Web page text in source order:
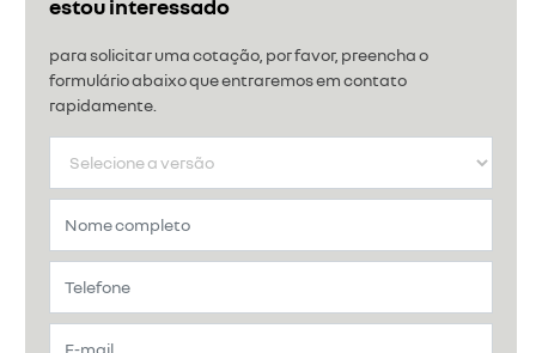
estou interessado
para solicitar uma cotação, por favor, preencha o
formulário abaixo que entraremos em contato
rapidamente.